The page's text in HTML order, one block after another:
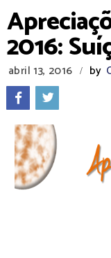
2016:
abril 13, 2016 / by